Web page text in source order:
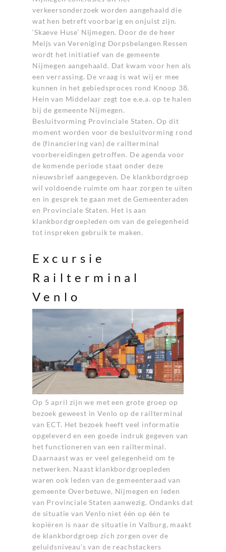
verkeersonderzoek worden aangehaald die
wat hen betreft voorbarig en onjuist zijn.
‘Skaeve Huse’ Nijmegen. Door de de heer
Meijs van Vereniging Dorpsbelangen Ressen
wordt het initiatief van de gemeente
Nijmegen aangehaald. Dat kwam voor hen als
een verrassing. De vraag is wat wij er mee
kunnen in het gebiedsproces rond Knoop 38.
Hein van Middelaar zegt toe e.e.a. op te halen
bij de gemeente Nijmegen.
Besluitvorming Provinciale Staten. Op dit
moment worden voor de besluitvorming rond
de (financiering van) de railterminal
voorbereidingen getroffen. De agenda voor
de komende periode staat onder deze
nieuwsbrief aangegeven. De klankbordgroep
wil voldoende ruimte om haar zorgen te uiten
en in gesprek te gaan met de Gemeenteraden
en Provinciale Staten. Het is aan
klankbordgroepleden om van de gelegenheid
tot inspreken gebruik te maken.
Excursie
Railterminal
Venlo
Op 5 april zijn we met een grote groep op
bezoek geweest in Venlo op de railterminal
van ECT. Het bezoek heeft veel informatie
opgeleverd en een goede indruk gegeven van
het functioneren van een railterminal.
Daarnaast was er veel gelegenheid om te
netwerken. Naast klankbordgroepleden
waren ook leden van de gemeenteraad van
gemeente Overbetuwe, Nijmegen en leden
van Provinciale Staten aanwezig. Ondanks dat
de situatie van Venlo niet één op één te
kopiëren is naar de situatie in Valburg, maakt
de klankbordgroep zich zorgen over de
geluidsniveau’s van de reachstackers